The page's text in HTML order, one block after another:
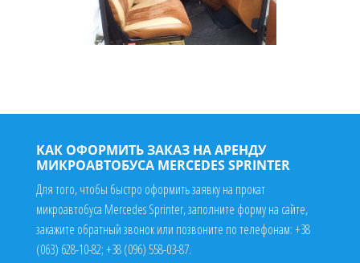
КАК ОФОРМИТЬ ЗАКАЗ НА АРЕНДУ
МИКРОАВТОБУСА MERCEDES SPRINTER
Для того, чтобы быстро оформить заявку на прокат
микроавтобуса Mercedes Sprinter, заполните форму на сайте,
закажите обратный звонок или позвоните по телефонам:+38
(063) 628-10-82;+38 (096) 558-03-87.